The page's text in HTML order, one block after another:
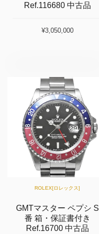
Ref.116680 中古品
¥3,050,000
ROLEX[ロレックス]
GMTマスター ペプシ S
番 箱・保証書付き
Ref.16700 中古品